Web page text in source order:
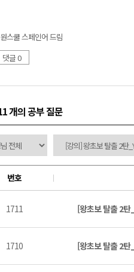
스쿨 스페인어 드림
댓글 0
개의 공부 질문
번호
1711 [왕초보 탈출 2
1710 [왕초보 탈출 2